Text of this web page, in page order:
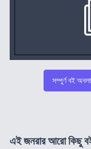
সম্পুর্ণ বই
এই জনরার আরো কিছু